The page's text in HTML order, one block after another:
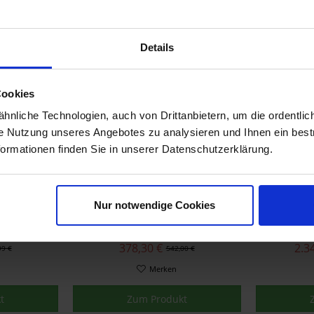
Details
Technologien, auch von Drittanbietern, um die
Nutzung unseres Angebotes zu analysieren und Ihnen ein
finden Sie in unserer Datenschutzerklärung.
Nur notwendige Cookies
Zum Produkt
€
AC Schnitzer Frontsplitter
für MINI F57 LCI 2 ab
03/2021542,00 €
378,30 €
Merken
Zum Produkt